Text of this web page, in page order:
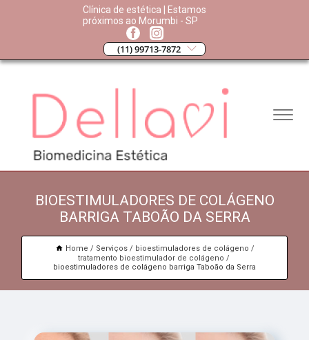
Clínica de estética | Estamos
próximos ao Morumbi - SP
(11) 99713-7872
BIOESTIMULADORES DE COLÁGENO
BARRIGA TABOÃO DA SERRA
Home Serviços
bioestimuladores de colágeno
tratamento bioestimulador de colágeno
bioestimuladores de colágeno barriga Taboão da Serra